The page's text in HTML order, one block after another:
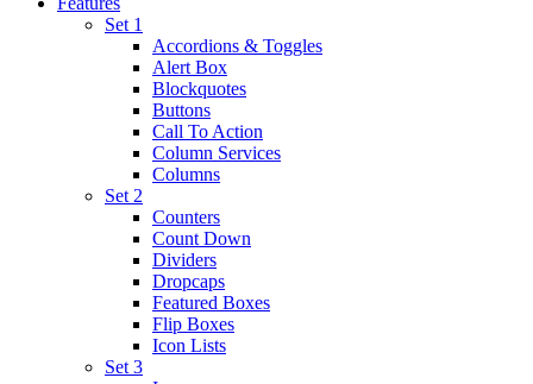
Set 1
Accordions & Toggles
Alert Box
Blockquotes
Buttons
Call To Action
Column Services
Columns
Set 2
Counters
Count Down
Dividers
Dropcaps
Featured Boxes
Flip Boxes
Icon Lists
Set 3